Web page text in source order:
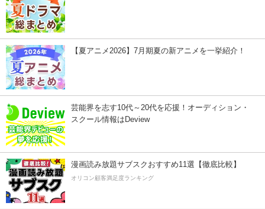
【夏アニメ2026】7月期夏の新アニメを一挙紹介！
芸能界を志す10代～20代を応援！オーディション・
スクール情報はDeview
漫画読み放題サブスクおすすめ11選【徹底比較】
オリコン顧客満足度ランキング